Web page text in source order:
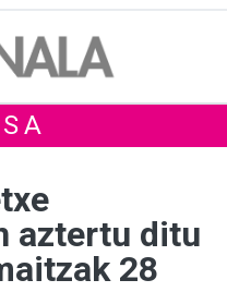
aztertu ditu
28